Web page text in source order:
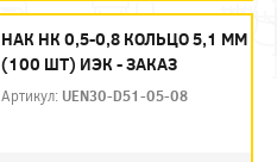
НАК НК 0,5-0,8 КОЛЬЦО 5,1 ММ
(100 ШТ) ИЭК - ЗАКАЗ
Артикул: UEN30-D51-05-08